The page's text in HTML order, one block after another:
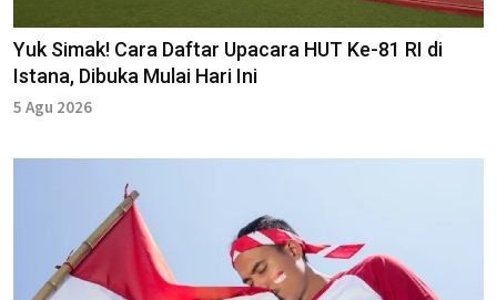
Yuk Simak! Cara Daftar Upacara HUT Ke-81 RI di
Istana, Dibuka Mulai Hari Ini
5 Agu 2026